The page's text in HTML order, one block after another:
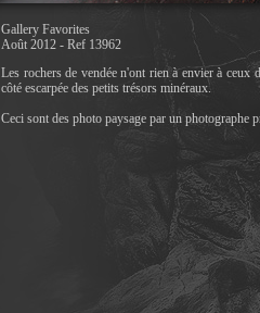
Gallery Favorites
Août 2012 - Ref 13962
Les rochers de vendée n'ont rien à envier à ceux
côté escarpée des petits trésors minéraux.
Ceci sont des photo paysage par un photographe